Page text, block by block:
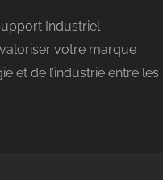
Industriel
votre marque
et de l’industrie entre les